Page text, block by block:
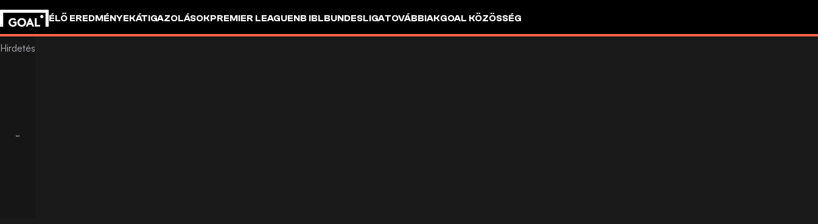
ÉLŐ EREDMÉNYEKÁTIGAZOLÁSOKPREMIER LEAGUENB IBLBUNDESLIGATOVÁBBIAKGOAL KÖZÖSSÉG